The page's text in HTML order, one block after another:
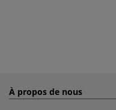
À propos de nous